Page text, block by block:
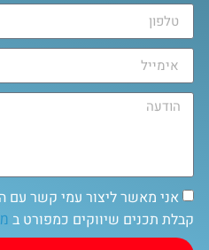
אני מאשר ליצור עמי קשר עם
קבלת תכנים שיווקים כמפורט ב